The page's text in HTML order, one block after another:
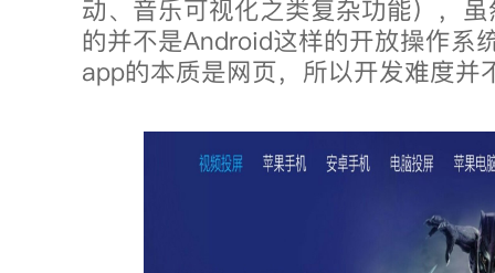
动、音乐可视化之类复杂功能），
的并不是Android这样的开放操作系
app的本质是网页，所以开发难度并